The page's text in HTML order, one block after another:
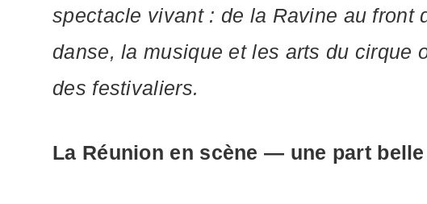
spectacle vivant : de la Ravine au front
danse, la musique et les arts du cirque
des festivaliers.
La Réunion en scène — une part